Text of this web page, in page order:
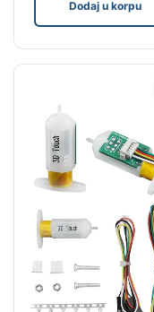
Dodaj u korpu